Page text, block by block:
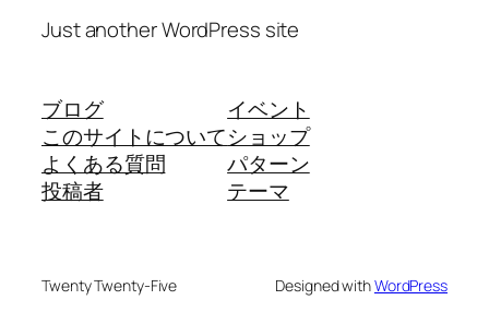
Just another WordPress site
ブログ
このサイトについて
よくある質問
投稿者
イベント
ショップ
パターン
テーマ
Twenty Twenty-Five Designed withWordPress